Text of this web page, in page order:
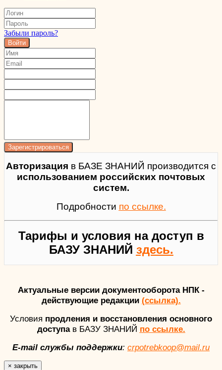
Забыли пароль?
Войти
Авторизация в БАЗЕ ЗНАНИЙ производится с
использованием российских почтовых
систем.
Подробности по ссылке.
Тарифы и условия на доступ в
БАЗУ ЗНАНИЙ здесь.
Актуальные версии документооборота НПК -
действующие редакции (ссылка).
Условия продления и восстановления основного
доступав БАЗУ ЗНАНИЙ по ссылке.
E-mail службы поддержки: crpotrebkoop@mail.ru
× закрыть